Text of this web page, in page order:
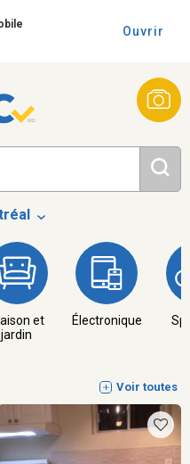
Ouvrir
et
jardin
Électronique
Voir toutes